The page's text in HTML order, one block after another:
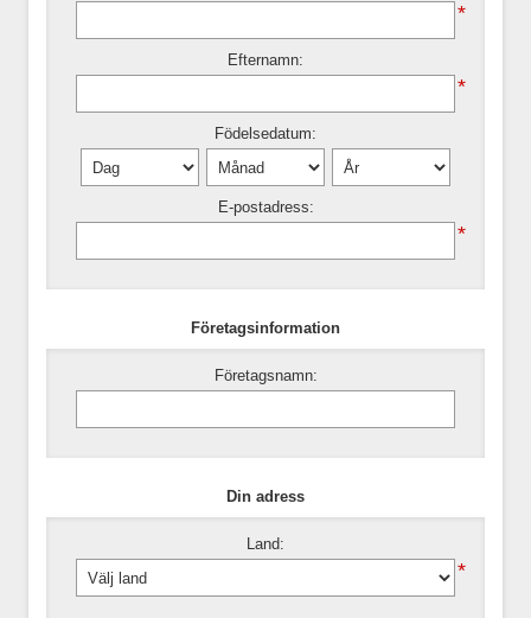
*
Efternamn:
*
Födelsedatum:
E-postadress:
*
Företagsinformation
Företagsnamn:
Din adress
Land:
*